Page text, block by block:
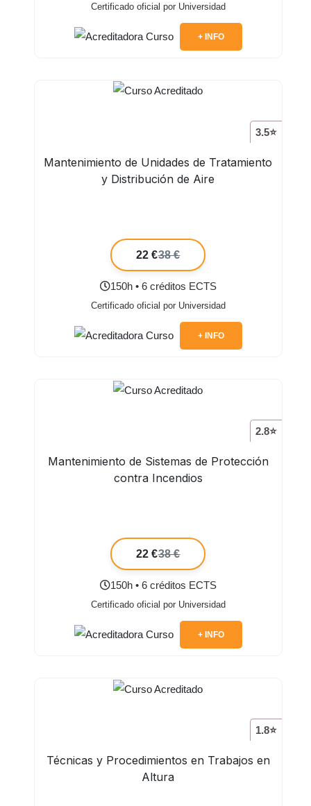
Certificado oficial por Universidad
+ INFO
3.5⭐
Mantenimiento de Unidades de Tratamiento
y Distribución de Aire
22 €38 €
150h • 6 créditos ECTS
Certificado oficial por Universidad
+ INFO
2.8⭐
Mantenimiento de Sistemas de Protección
contra Incendios
22 €38 €
150h • 6 créditos ECTS
Certificado oficial por Universidad
+ INFO
1.8⭐
Técnicas y Procedimientos en Trabajos en
Altura